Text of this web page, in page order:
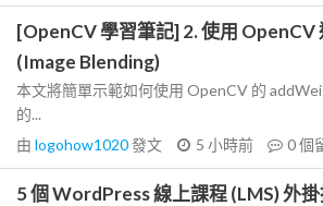
[OpenCV 學習筆記] 2. 使用 OpenCV
(Image Blending)
本文將簡單示範如何使用 OpenCV 的
的...
由 logohow1020發文 5 小時前 0個
5 個 WordPress 線上課程 (LMS) 外